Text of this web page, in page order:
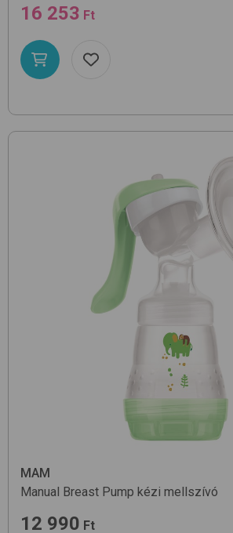
16 253 Ft
MAM
Manual Breast Pump kézi mellszívó
12 990 Ft